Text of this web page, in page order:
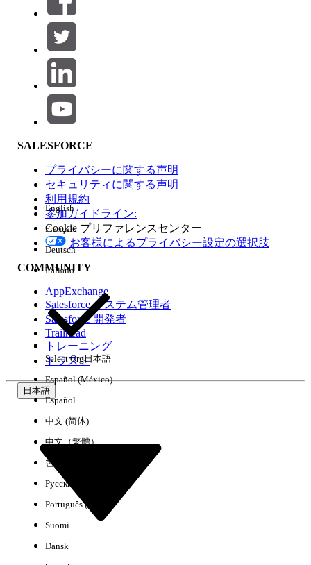
絞り込み条件 (0)
絞り込み条件を選択
製品エリア
機能の影響
エディション
環境
SALESFORCE
プライバシーに関する声明
セキュリティに関する声明
利用規約
参加ガイドライン:
Cookie プリファレンスセンター
お客様によるプライバシー設定の選択肢
COMMUNITY
AppExchange
Salesforce システム管理者
Salesforce 開発者
Trailhead
トレーニング
トラスト
日本語
English
Français
Deutsch
Italiano
Select Org日本語
Español (México)
Español
中文 (简体)
中文（繁體）
한국어
Русский
Português (Brasil)
Suomi
Dansk